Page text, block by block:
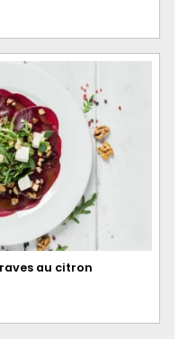
au citron